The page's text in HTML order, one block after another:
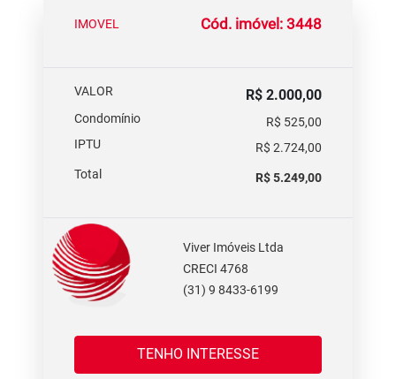
IMOVEL Cód. imóvel: 3448
VALOR R$ 2.000,00
Condomínio
R$ 525,00
IPTU
R$ 2.724,00
Total
R$ 5.249,00
Viver Imóveis Ltda
CRECI 4768
(31) 9 8433-6199
TENHO INTERESSE